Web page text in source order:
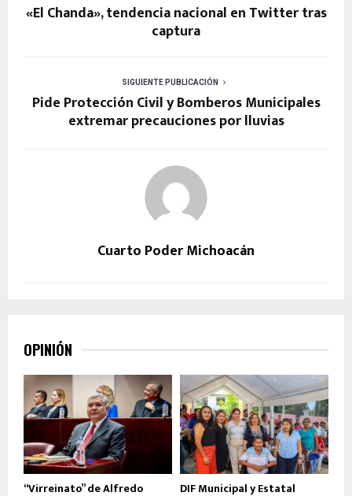
«El Chanda», tendencia nacional en Twitter tras
captura
SIGUIENTE PUBLICACIÓN
Pide Protección Civil y Bomberos Municipales
extremar precauciones por lluvias
Cuarto Poder Michoacán
OPINIÓN
“Virreinato” de Alfredo DIF Municipal y Estatal